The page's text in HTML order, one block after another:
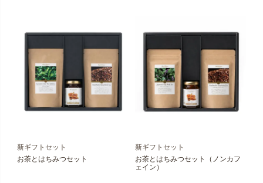
新ギフトセット
お茶とはちみつセット
新ギフトセット
お茶とはちみつセット（ノンカフ
ェイン）